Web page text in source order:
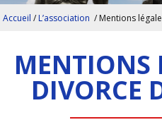
Accueil / L’association / Mentions
MENTIONS
DIVORCE